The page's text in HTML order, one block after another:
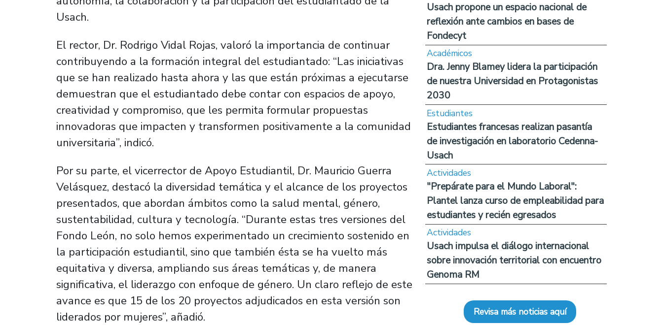
Usach.
El rector, Dr. Rodrigo Vidal Rojas, valoró la importancia de continuar
contribuyendo a la formación integral del estudiantado: “Las iniciativas
que se han realizado hasta ahora y las que están próximas a ejecutarse
demuestran que el estudiantado debe contar con espacios de apoyo,
creatividad y compromiso, que les permita formular propuestas
innovadoras que impacten y transformen positivamente a la comunidad
universitaria”, indicó.
Por su parte, el vicerrector de Apoyo Estudiantil, Dr. Mauricio Guerra
Velásquez, destacó la diversidad temática y el alcance de los proyectos
presentados, que abordan ámbitos como la salud mental, género,
sustentabilidad, cultura y tecnología. “Durante estas tres versiones del
Fondo León, no solo hemos experimentado un crecimiento sostenido en
la participación estudiantil, sino que también ésta se ha vuelto más
equitativa y diversa, ampliando sus áreas temáticas y, de manera
significativa, el liderazgo con enfoque de género. Un claro reflejo de este
avance es que 15 de los 20 proyectos adjudicados en esta versión son
liderados por mujeres”, añadió.
Usach propone un espacio nacional de
reflexión ante cambios en bases de
Fondecyt
Académicos
Dra. Jenny Blamey lidera la participación
de nuestra Universidad en Protagonistas
2030
Estudiantes
Estudiantes francesas realizan pasantía
de investigación en laboratorio Cedenna-
Usach
Actividades
"Prepárate para el Mundo Laboral":
Plantel lanza curso de empleabilidad para
estudiantes y recién egresados
Actividades
Usach impulsa el diálogo internacional
sobre innovación territorial con encuentro
Genoma RM
Revisa más noticias aquí